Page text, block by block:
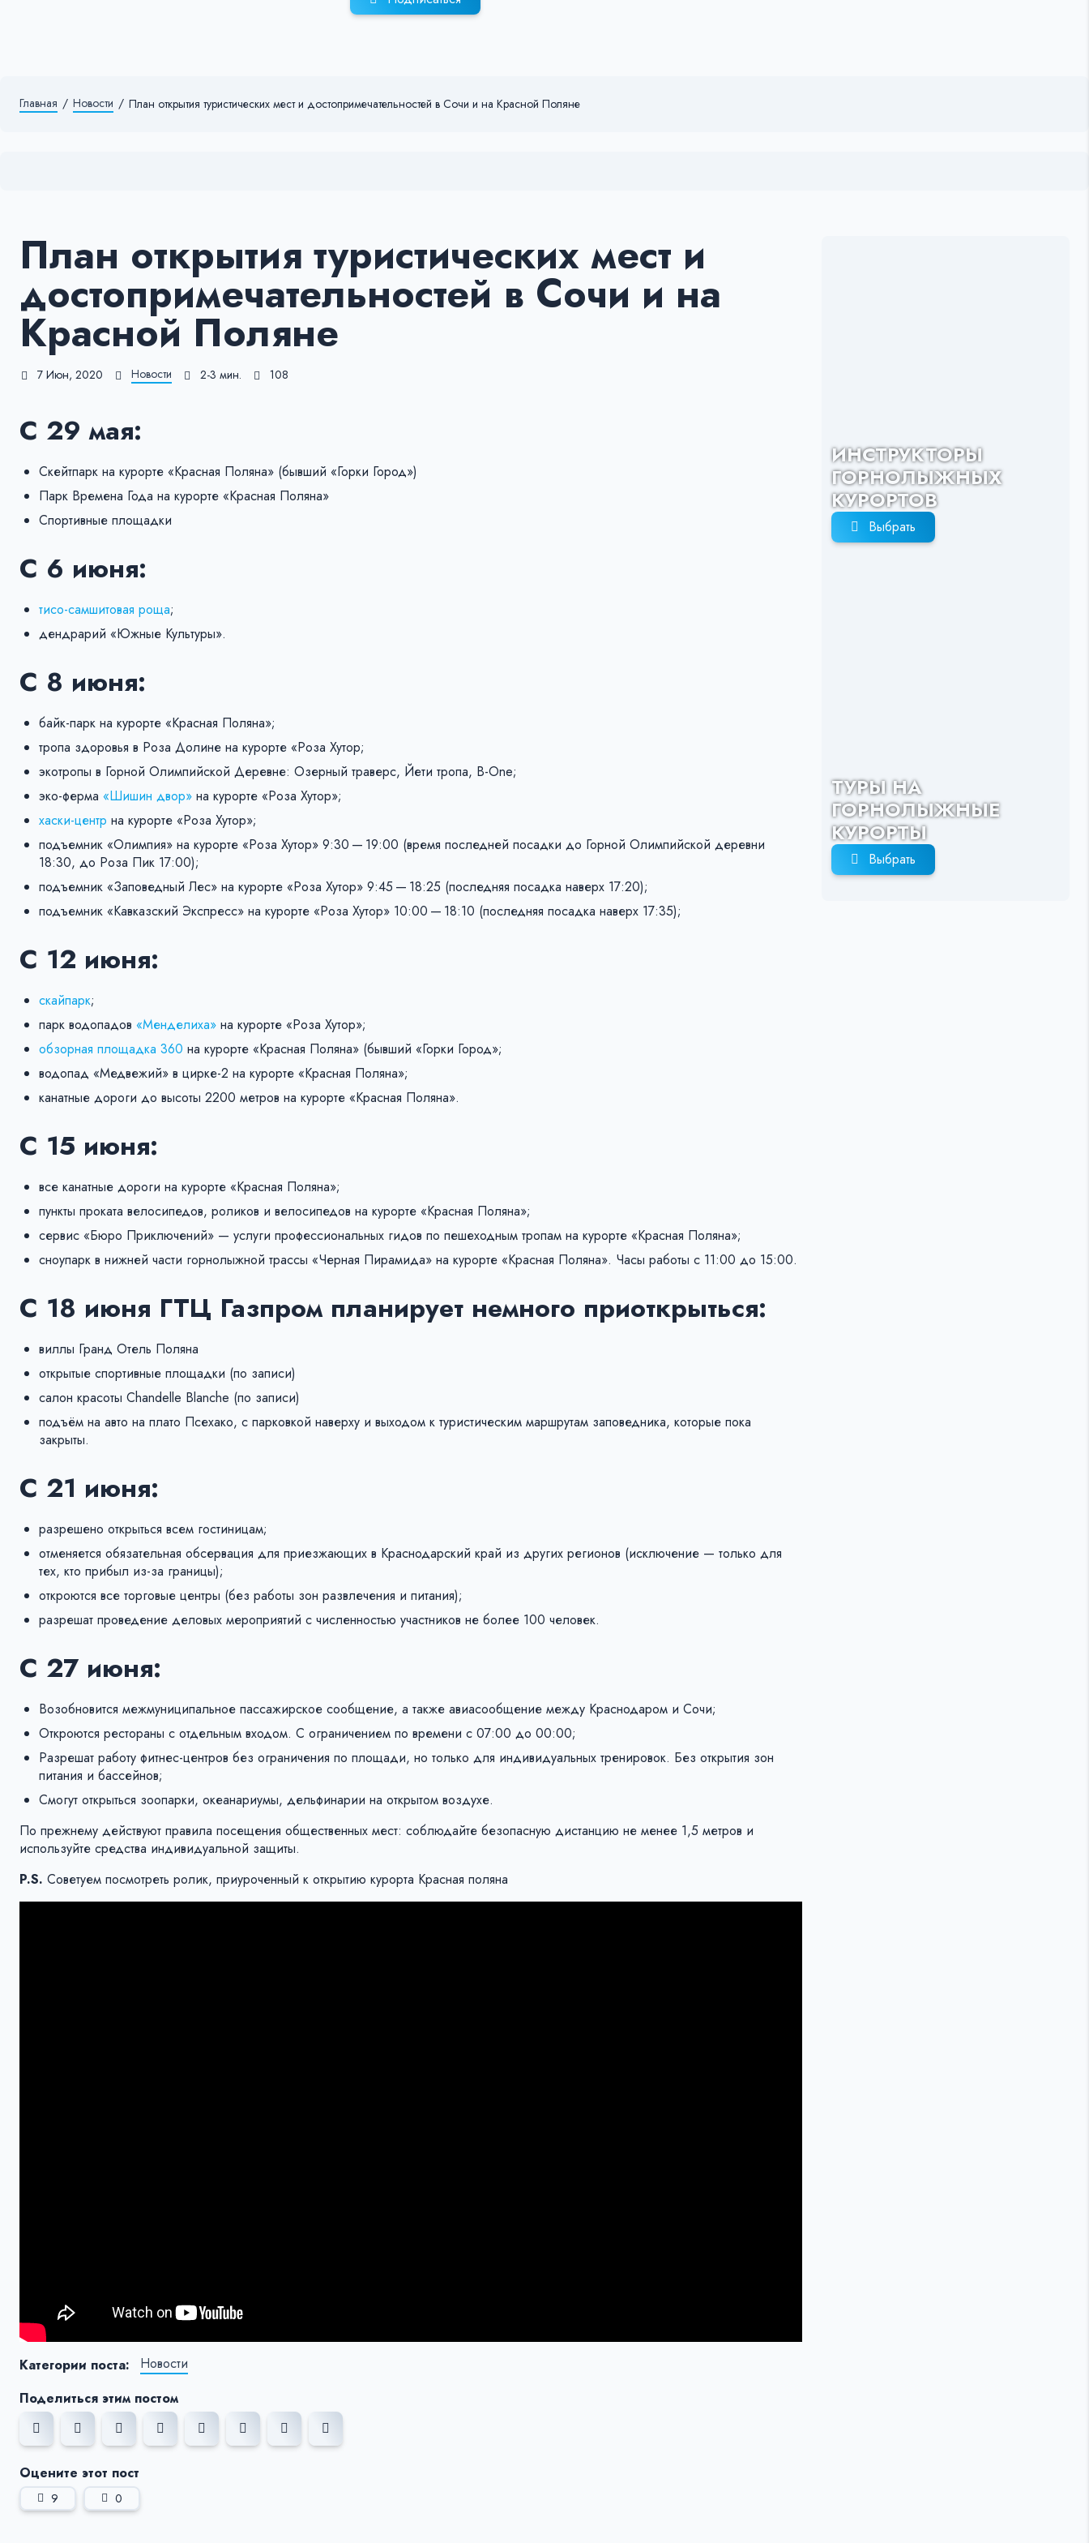
Главная / Новости / План открытия туристических мест и достопримечательностей в Сочи и на Красной Поляне
План открытия туристических мест и
достопримечательностей в Сочи и на
Красной Поляне
7 Июн, 2020 Новости 2-3 мин. 108
С 29 мая:
Скейтпарк на курорте «Красная Поляна» (бывший «Горки Город»)
Парк Времена Года на курорте «Красная Поляна»
Спортивные площадки
С 6 июня:
тисо-самшитовая роща;
дендрарий «Южные Культуры».
С 8 июня:
байк-парк на курорте «Красная Поляна»;
тропа здоровья в Роза Долине на курорте «Роза Хутор;
экотропы в Горной Олимпийской Деревне: Озерный траверс, Йети тропа, B-One;
эко-ферма «Шишин двор» на курорте «Роза Хутор»;
хаски-центр на курорте «Роза Хутор»;
подъемник «Олимпия» на курорте «Роза Хутор» 9:30 — 19:00 (время последней посадки до Горной Олимпийской деревни
18:30, до Роза Пик 17:00);
подъемник «Заповедный Лес» на курорте «Роза Хутор» 9:45 — 18:25 (последняя посадка наверх 17:20);
подъемник «Кавказский Экспресс» на курорте «Роза Хутор» 10:00 — 18:10 (последняя посадка наверх 17:35);
С 12 июня:
скайпарк;
парк водопадов «Менделиха» на курорте «Роза Хутор»;
обзорная площадка 360 на курорте «Красная Поляна» (бывший «Горки Город»;
водопад «Медвежий» в цирке-2 на курорте «Красная Поляна»;
канатные дороги до высоты 2200 метров на курорте «Красная Поляна».
С 15 июня:
все канатные дороги на курорте «Красная Поляна»;
пункты проката велосипедов, роликов и велосипедов на курорте «Красная Поляна»;
сервис «Бюро Приключений» — услуги профессиональных гидов по пешеходным тропам на курорте «Красная Поляна»;
сноупарк в нижней части горнолыжной трассы «Черная Пирамида» на курорте «Красная Поляна». Часы работы с 11:00 до 15:00.
С 18 июня ГТЦ Газпром планирует немного приоткрыться:
виллы Гранд Отель Поляна
открытые спортивные площадки (по записи)
салон красоты Chandelle Blanche (по записи)
подъём на авто на плато Псехако, с парковкой наверху и выходом к туристическим маршрутам заповедника, которые пока
закрыты.
С 21 июня:
разрешено открыться всем гостиницам;
отменяется обязательная обсервация для приезжающих в Краснодарский край из других регионов (исключение — только для
тех, кто прибыл из-за границы);
откроются все торговые центры (без работы зон развлечения и питания);
разрешат проведение деловых мероприятий с численностью участников не более 100 человек.
С 27 июня:
Возобновится межмуниципальное пассажирское сообщение, а также авиасообщение между Краснодаром и Сочи;
Откроются рестораны с отдельным входом. С ограничением по времени с 07:00 до 00:00;
Разрешат работу фитнес-центров без ограничения по площади, но только для индивидуальных тренировок. Без открытия зон
питания и бассейнов;
Смогут открыться зоопарки, океанариумы, дельфинарии на открытом воздухе.
По прежнему действуют правила посещения общественных мест: соблюдайте безопасную дистанцию не менее 1,5 метров и
используйте средства индивидуальной защиты.
P.S. Советуем посмотреть ролик, приуроченный к открытию курорта Красная поляна
Категории поста:
Новости
Поделиться этим постом
Оцените этот пост
9 0
ИНСТРУКТОРЫ
ГОРНОЛЫЖНЫХ
КУРОРТОВ
Выбрать
ТУРЫ НА
ГОРНОЛЫЖНЫЕ
КУРОРТЫ
Выбрать